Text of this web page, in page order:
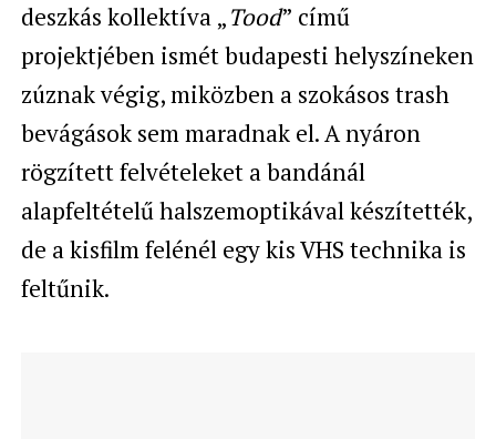
deszkás kollektíva „Tood” című
projektjében ismét budapesti helyszíneken
zúznak végig, miközben a szokásos trash
bevágások sem maradnak el. A nyáron
rögzített felvételeket a bandánál
alapfeltételű halszemoptikával készítették,
de a kisfilm felénél egy kis VHS technika is
feltűnik.